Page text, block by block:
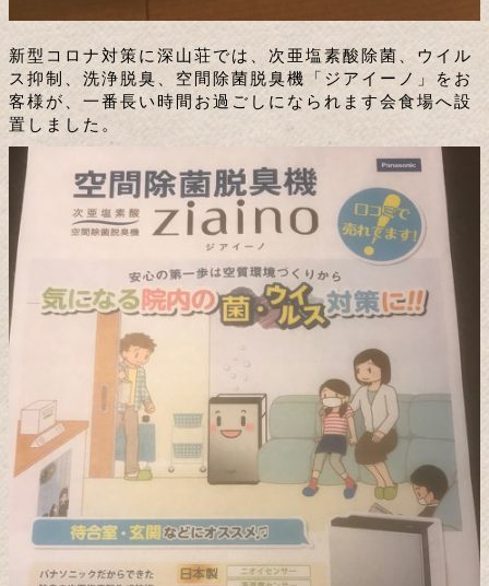
新型コロナ対策に深山荘では、次亜塩素酸除菌、ウイル
ス抑制、洗浄脱臭、空間除菌脱臭機「ジアイーノ」をお
客様が、一番長い時間お過ごしになられます会食場へ設
置しました。